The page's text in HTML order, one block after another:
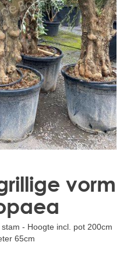
vorm
- Hoogte incl. pot 200cm
65cm